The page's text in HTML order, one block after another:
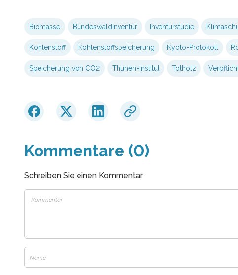
Biomasse Bundeswaldinventur Inventurstudie
Kohlenstoff Kohlenstoffspeicherung Kyoto-Protokoll
Speicherung von CO2 Thünen-Institut Totholz
Kommentare (0)
Schreiben Sie einen Kommentar